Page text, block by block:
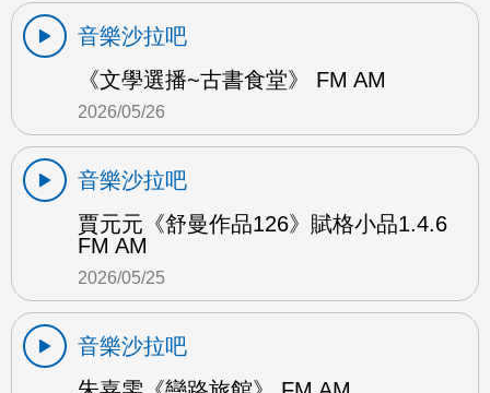
音樂沙拉吧
《文學選播~古書食堂》 FM AM
2026/05/26
音樂沙拉吧
賈元元《舒曼作品126》賦格小品1.4.6
FM AM
2026/05/25
音樂沙拉吧